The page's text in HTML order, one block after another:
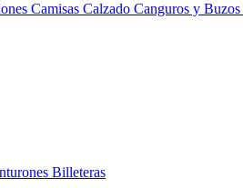
Camisas Calzado Canguros y Buzos
Billeteras